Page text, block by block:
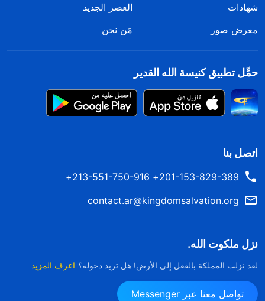
شهادات
العصر الجديد
معرض صور
مَن نحن
حمِّل تطبيق كنيسة الله القدير
اتصل بنا
201-153-829-389+ 213-551-750-916+
contact.ar@kingdomsalvation.org
نزل ملكوت الله.
لقد نزلت المملكة بالفعل إلى الأرض! هل تريد دخوله؟ اعرف المزيد
تواصل معنا عبر Messenger